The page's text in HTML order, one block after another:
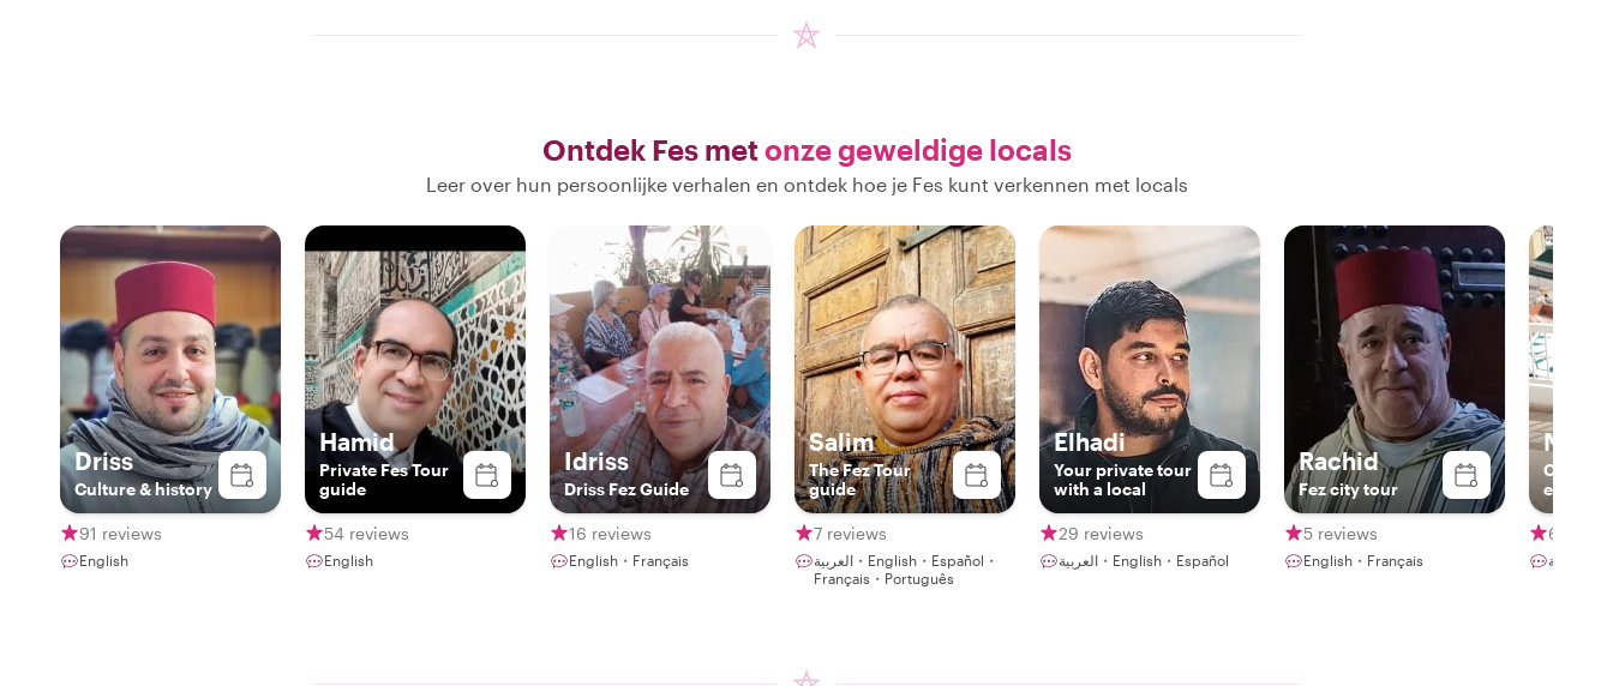
Ontdek Fes metonze geweldige locals
Leer over hun persoonlijke verhalen en ontdek hoe je Fes kunt verkennen met locals
Driss
Culture & history
91 reviews
English
Hamid
Private Fes Tour
guide
54 reviews
English
Idriss
Driss Fez Guide
16 reviews
English・Français
Salim
The Fez Tour
guide
7 reviews
العربية・English・Español・
Français・Português
Elhadi
Your private tour
with a local
29 reviews
العربية・English・Español
Rachid
Fez city tour
5 reviews
English・Français
Culture
68